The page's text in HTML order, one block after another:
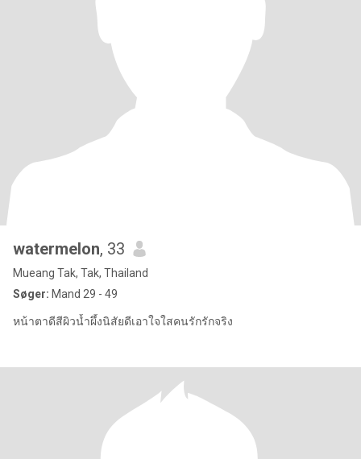
watermelon, 33
Mueang Tak, Tak, Thailand
Søger: Mand 29 - 49
หน้าตาดีสีผิวน้ำผึ้งนิสัยดีเอาใจใสคนรักรักจริง